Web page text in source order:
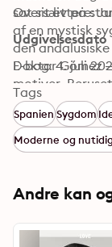
sat sit liv på
af en mystisk
den
Doktor Gómez
motiver.
kroppe, og ikke
selvstændige
til at frigøre sig
Bookerprisen
Oversættere:
Udgivelsesdato
E-bog: 4. juli
Tags
SpanienSygdom
Moderne og
Andre kan